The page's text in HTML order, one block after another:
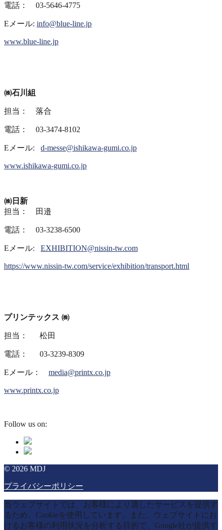
電話： 03-5646-4775
Eメール: info@blue-line.jp
www.blue-line.jp
㈱石川組
担当： 落合
電話： 03-3474-8102
Eメール: d-messe@ishikawa-gumi.co.jp
www.ishikawa-gumi.co.jp
㈱日新
担当： 田邉
電話： 03-3238-6500
Eメール: EXHIBITION@nissin-tw.com
https://www.nissin-tw.com/service/exhibition/transport.html
プリンテックス ㈱
担当： 松田
電話： 03-3239-8309
Eメール： media@printx.co.jp
www.printx.co.jp
Follow us on:
© 2026 MDJ
プライバシーポリシー
当ウェブサイトでは、お客様により適したサービスを提供す
るため、Cookieを使用しています。また、ウェブサイトにお
けるお客様の利用状況を分析する目的で、Google社が提供す